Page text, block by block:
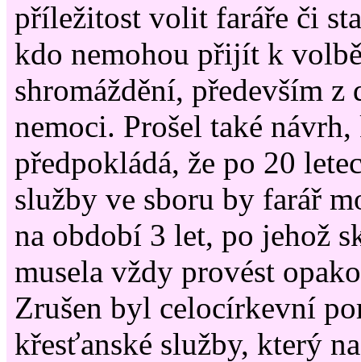
příležitost volit faráře či
kdo nemohou přijít k
shromáždění, především z
nemoci. Prošel také
předpokládá, že po 20
služby ve sboru by farář
na období 3 let, po jehož
musela vždy provést
Zrušen byl celocírkevní
křesťanské služby, který